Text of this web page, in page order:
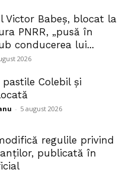
Victor Babeș, blocat la
PNRR, „pusă în
conducerea lui...
2026
Colebil și
- 5 august 2026
regulile privind
publicată în